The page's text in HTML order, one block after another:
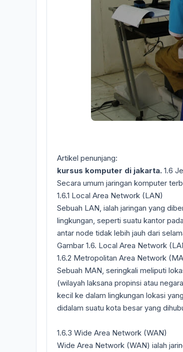
Artikel penunjang:
kursus komputer di jakarta. 1.6
Secara umum jaringan komputer
1.6.1 Local Area Network (LAN)
Sebuah LAN, ialah jaringan yang
lingkungan, seperti suatu kantor
antar node tidak lebih jauh dari
Gambar 1.6. Local Area Network
1.6.2 Metropolitan Area Network
Sebuah MAN, seringkali meliputi
(wilayah laksana propinsi atau
kecil ke dalam lingkungan lokasi
didalam suatu kota besar yang
1.6.3 Wide Area Network (WAN)
Wide Area Network (WAN) ialah